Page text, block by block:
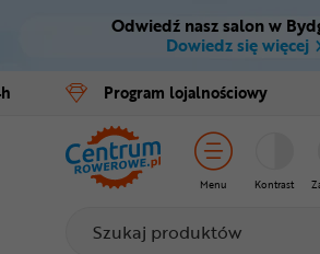
Ctrl
Menu główne
Informacje o produkcie
Do koszyka
Odwiedź nasz salon w
Dowiedz się więcej
Program lojalnościowy
Menu Kontrast
Rowery
E-bike
Części
Akcesoria